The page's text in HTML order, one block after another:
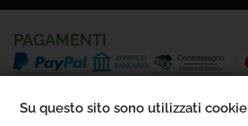
PAGAMENTI
Su questo sito sono utilizzati cookie